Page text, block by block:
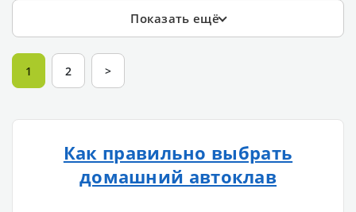
Показать ещё
1 2 >
Как правильно выбрать
домашний автоклав